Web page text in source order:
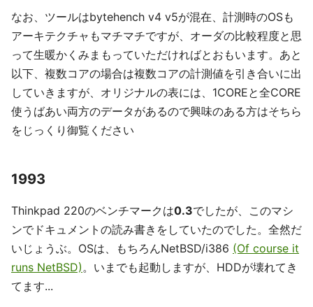
なお、ツールはbytehench v4 v5が混在、計測時のOSも
アーキテクチャもマチマチですが、オーダの比較程度と思
って生暖かくみまもっていただければとおもいます。あと
以下、複数コアの場合は複数コアの計測値を引き合いに出
していきますが、オリジナルの表には、1COREと全CORE
使うばあい両方のデータがあるので興味のある方はそちら
をじっくり御覧ください
1993
Thinkpad 220のベンチマークは0.3でしたが、このマシ
ンでドキュメントの読み書きをしていたのでした。全然だ
いじょうぶ。OSは、もちろんNetBSD/i386 (Of course it
runs NetBSD)。いまでも起動しますが、HDDが壊れてき
てます...